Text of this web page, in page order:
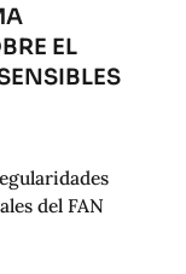
EL
del FAN